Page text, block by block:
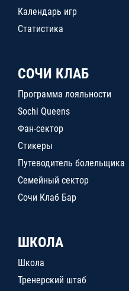
Календарь игр
Статистика
СОЧИ КЛАБ
Программа лояльности
Sochi Queens
Фан-сектор
Стикеры
Путеводитель болельщика
Семейный сектор
Сочи Клаб Бар
ШКОЛА
Школа
Тренерский штаб